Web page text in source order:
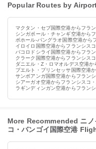
Popular Routes by Airport
マクタン・セブ国際空港からフラ
シンガポール・チャンギ空港から
ボホール-パングラオ国際空港から
イロイロ国際空港からフランシス
バコロドシライ国際空港からフラ
クラーク国際空港からフランシス
ダニエル・Z・ロマオルデス空港
プエルト・プリンセッサ国際空港
サンボアンガ国際空港からフラン
シアーガオ空港からフランシスコ
ラギンディンガン空港からフラン
More Recommended ニノ
コ・バンゴイ国際空港